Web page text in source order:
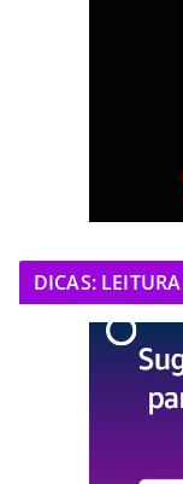
DICAS: